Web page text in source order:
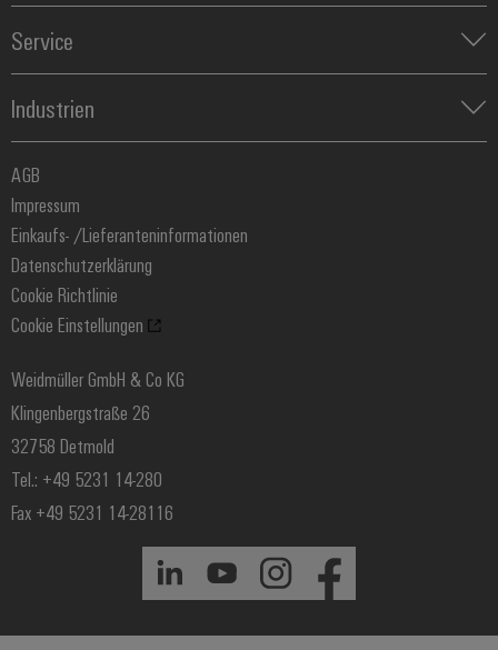
Leiterplattensteckverbinder und Leiterplattenklemmen
Stromversorgungen
Automatisierung
Industrial IoT
Industrial Security
Single Pair Ethernet
Service
Connectivity Consulting
eShop / Digitale Bestellmöglichkeiten
Engineering-Daten
PCB Connector Services
Support Center
Technische Produktkataloge
Weidmüller Configurator
Industrien
Datencenter
Gerätehersteller
Maschinenbau
Photovoltaik
Wasserstoff
Weidmüller Industry Match
Windenergie
AGB
Impressum
Einkaufs- /Lieferanteninformationen
Datenschutzerklärung
Cookie Richtlinie
Cookie Einstellungen
Weidmüller GmbH & Co KG
Klingenbergstraße 26
32758 Detmold
Tel.: +49 5231 14-280
Fax +49 5231 14-28116